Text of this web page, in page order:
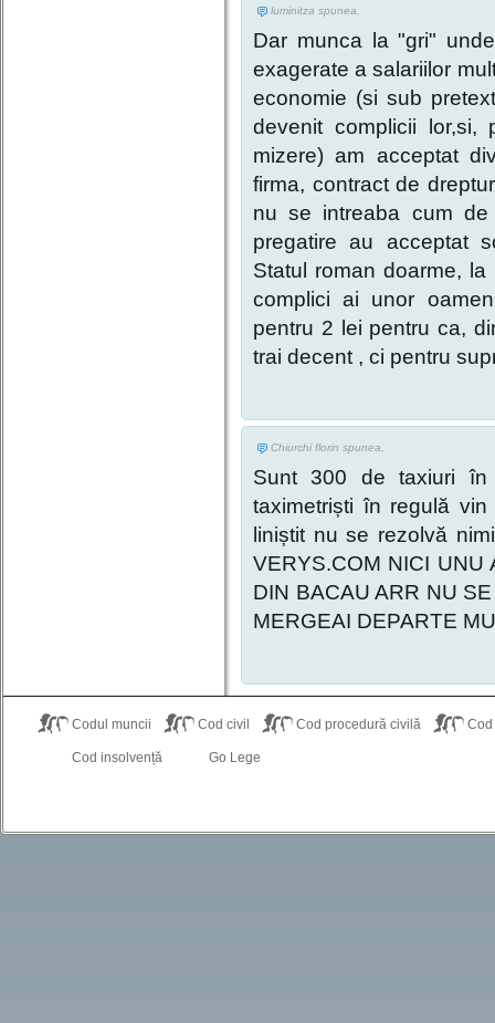
luminitza spunea,
Dar munca la "gri"
exagerate a salariilor
economie (si sub
devenit complicii lor,si,
mizere) am acceptat
firma, contract de
nu se intreaba cum
pregatire au acceptat
Statul roman doarme,
complici ai unor
pentru 2 lei pentru ca,
trai decent , ci pentru
Chiurchi florin spunea,
Sunt 300 de taxiuri
taximetriști în regulă
liniștit nu se rezolvă
VERYS.COM NICI UNU
DIN BACAU ARR NU
MERGEAI DEPARTE
Codul muncii Cod civil Cod procedură civilă
Cod insolvență Go Lege